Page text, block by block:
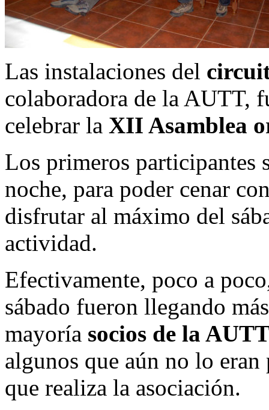
Las instalaciones del
colaboradora de la AUTT,
celebrar la XII Asamblea
Los primeros participantes
noche, para poder cenar
disfrutar al máximo del
actividad.
Efectivamente, poco a
sábado fueron llegando
mayoría socios de la
algunos que aún no lo
que realiza la asociación.